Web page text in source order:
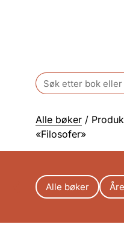
Search
for:
Alle bøker /
«Filosofer»
Alle bøker